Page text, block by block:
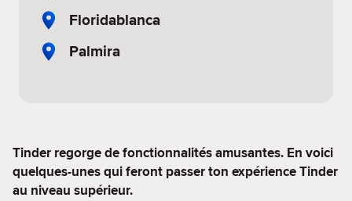
Floridablanca
Palmira
Tinder regorge de fonctionnalités amusantes. En voici
quelques-unes qui feront passer ton expérience Tinder
au niveau supérieur.